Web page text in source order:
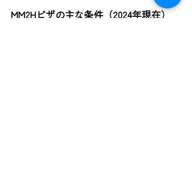
MM2Hビザの主な条件（2024年現在）